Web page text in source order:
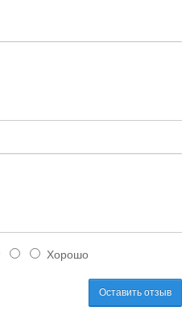
Хорошо
Оставить отзыв